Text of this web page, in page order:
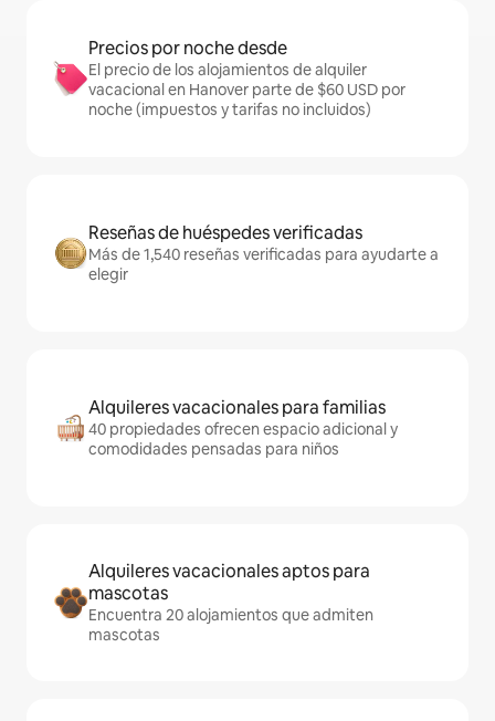
Precios por noche desde
El precio de los alojamientos de alquiler
vacacional en Hanover parte de $60 USD por
noche (impuestos y tarifas no incluidos)
Reseñas de huéspedes verificadas
Más de 1,540 reseñas verificadas para ayudarte a
elegir
Alquileres vacacionales para familias
40 propiedades ofrecen espacio adicional y
comodidades pensadas para niños
Alquileres vacacionales aptos para
mascotas
Encuentra 20 alojamientos que admiten
mascotas